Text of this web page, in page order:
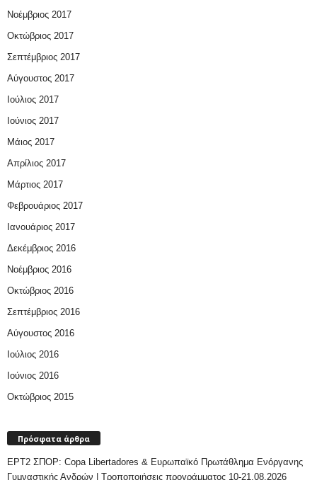
Νοέμβριος 2017
Οκτώβριος 2017
Σεπτέμβριος 2017
Αύγουστος 2017
Ιούλιος 2017
Ιούνιος 2017
Μάιος 2017
Απρίλιος 2017
Μάρτιος 2017
Φεβρουάριος 2017
Ιανουάριος 2017
Δεκέμβριος 2016
Νοέμβριος 2016
Οκτώβριος 2016
Σεπτέμβριος 2016
Αύγουστος 2016
Ιούλιος 2016
Ιούνιος 2016
Οκτώβριος 2015
Πρόσφατα άρθρα
ΕΡΤ2 ΣΠΟΡ: Copa Libertadores & Ευρωπαϊκό Πρωτάθλημα Ενόργανης
Γυμναστικής Ανδρών | Τροποποιήσεις προγράμματος 10-21.08.2026